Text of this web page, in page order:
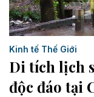
Kinh tế Thế Giới
Di tích lịch
độc đáo tại